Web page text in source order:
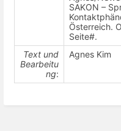
SAKON –
Österreich.
Seite#.
Text und
Bearbeitu
ng:
Agnes Kim